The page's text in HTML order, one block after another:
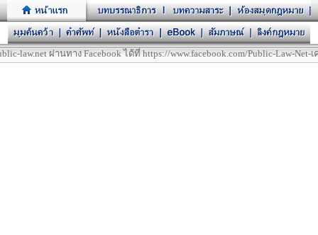
ผ่านทาง Facebook ได้ที่ https://www.facebook.com/Public-Law-Net-เค